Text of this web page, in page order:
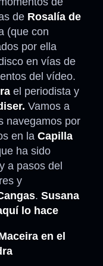
de Rosalía de
(que con
por ella
en vías de
del vídeo.
el periodista y
Vamos a
navegamos por
en la Capilla
ha sido
a pasos del
y
. Susana
lo hace
en el